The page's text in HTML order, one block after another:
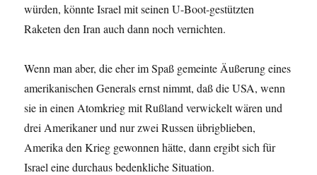
würden, könnte Israel mit seinen U-Boot-gestützten
Raketen den Iran auch dann noch vernichten.
Wenn man aber, die eher im Spaß gemeinte Äußerung eines
amerikanischen Generals ernst nimmt, daß die USA, wenn
sie in einen Atomkrieg mit Rußland verwickelt wären und
drei Amerikaner und nur zwei Russen übrigblieben,
Amerika den Krieg gewonnen hätte, dann ergibt sich für
Israel eine durchaus bedenkliche Situation.